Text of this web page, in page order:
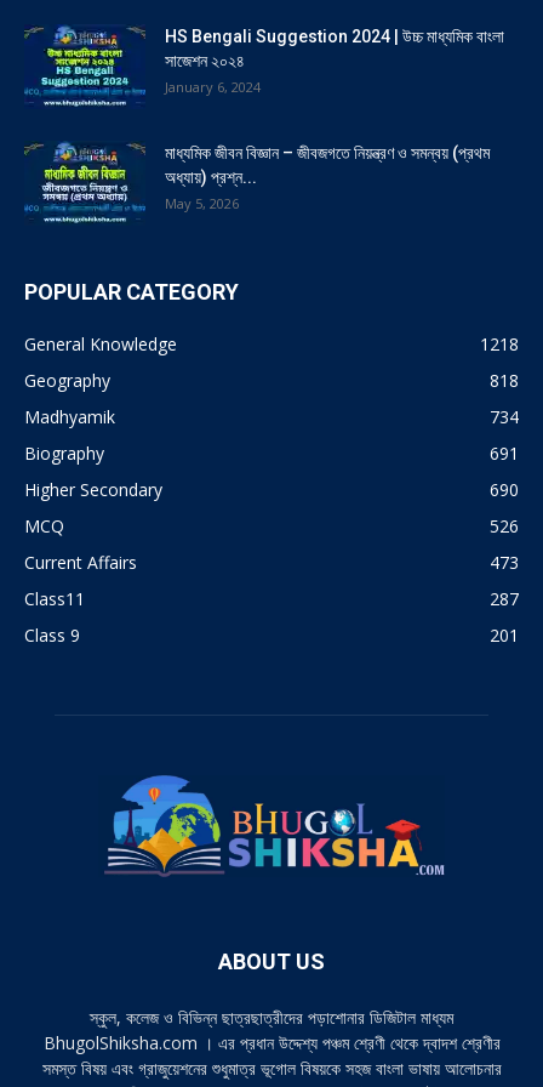
HS Bengali Suggestion 2024 | উচ্চ মাধ্যমিক বাংলা
সাজেশন ২০২৪
January 6, 2024
মাধ্যমিক জীবন বিজ্ঞান – জীবজগতে নিয়ন্ত্রণ ও সমন্বয় (প্রথম
অধ্যায়) প্রশ্ন...
May 5, 2026
POPULAR CATEGORY
General Knowledge
1218
Geography
818
Madhyamik
734
Biography
691
Higher Secondary
690
MCQ
526
Current Affairs
473
Class11
287
Class 9
201
ABOUT US
স্কুল, কলেজ ও বিভিন্ন ছাত্রছাত্রীদের পড়াশোনার ডিজিটাল মাধ্যম
BhugolShiksha.com । এর প্রধান উদ্দেশ্য পঞ্চম শ্রেণী থেকে দ্বাদশ শ্রেণীর
সমস্ত বিষয় এবং গ্রাজুয়েশনের শুধুমাত্র ভূগোল বিষয়কে সহজ বাংলা ভাষায় আলোচনার